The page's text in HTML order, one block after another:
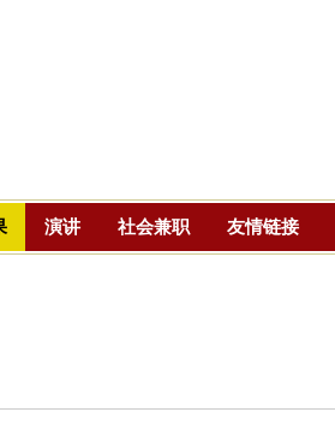
演讲 社会兼职 友情链接